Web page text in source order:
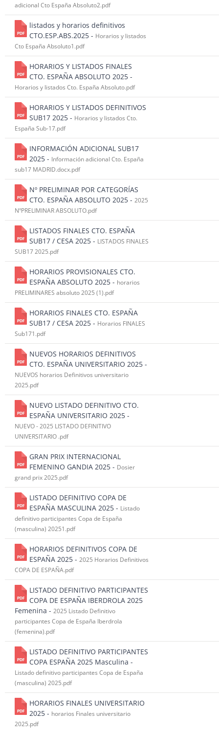
adicional Cto España Absoluto2.pdf
listados y horarios definitivos
CTO.ESP.ABS.2025 - Horarios y listados
Cto España Absoluto1.pdf
HORARIOS Y LISTADOS FINALES
CTO. ESPAÑA ABSOLUTO 2025 -
Horarios y listados Cto. España Absoluto.pdf
HORARIOS Y LISTADOS DEFINITIVOS
SUB17 2025 - Horarios y listados Cto.
España Sub-17.pdf
INFORMACIÓN ADICIONAL SUB17
2025 - Información adicional Cto. España
sub17 MADRID.docx.pdf
Nº PRELIMINAR POR CATEGORÍAS
CTO. ESPAÑA ABSOLUTO 2025 - 2025
NºPRELIMINAR ABSOLUTO.pdf
LISTADOS FINALES CTO. ESPAÑA
SUB17 / CESA 2025 - LISTADOS FINALES
SUB17 2025.pdf
HORARIOS PROVISIONALES CTO.
ESPAÑA ABSOLUTO 2025 - horarios
PRELIMINARES absoluto 2025 (1).pdf
HORARIOS FINALES CTO. ESPAÑA
SUB17 / CESA 2025 - Horarios FINALES
Sub171.pdf
NUEVOS HORARIOS DEFINITIVOS
CTO. ESPAÑA UNIVERSITARIO 2025 -
NUEVOS horarios Definitivos universitario
2025.pdf
NUEVO LISTADO DEFINITIVO CTO.
ESPAÑA UNIVERSITARIO 2025 -
NUEVO - 2025 LISTADO DEFINITIVO
UNIVERSITARIO .pdf
GRAN PRIX INTERNACIONAL
FEMENINO GANDIA 2025 - Dosier
grand prix 2025.pdf
LISTADO DEFINITIVO COPA DE
ESPAÑA MASCULINA 2025 - Listado
definitivo participantes Copa de España
(masculina) 20251.pdf
HORARIOS DEFINITIVOS COPA DE
ESPAÑA 2025 - 2025 Horarios Definitivos
COPA DE ESPAÑA.pdf
LISTADO DEFINITIVO PARTICIPANTES
COPA DE ESPAÑA IBERDROLA 2025
Femenina - 2025 Listado Definitivo
participantes Copa de España Iberdrola
(femenina).pdf
LISTADO DEFINITIVO PARTICIPANTES
COPA ESPAÑA 2025 Masculina -
Listado definitivo participantes Copa de España
(masculina) 2025.pdf
HORARIOS FINALES UNIVERSITARIO
2025 - horarios Finales universitario
2025.pdf